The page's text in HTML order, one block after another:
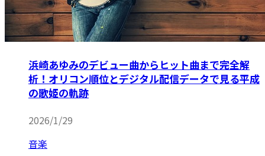
浜崎あゆみのデビュー曲からヒット曲まで完全解
析！オリコン順位とデジタル配信データで見る平成
の歌姫の軌跡
2026/1/29
音楽